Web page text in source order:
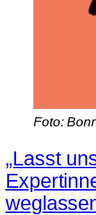
Foto:
„Lasst